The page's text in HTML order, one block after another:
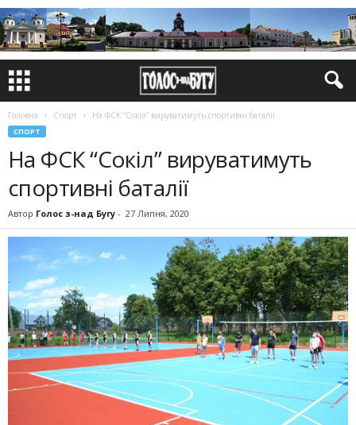
Головна Спорт На ФСК “Сокіл” вируватимуть спортивні баталії
СПОРТ
На ФСК “Сокіл” вируватимуть
спортивні баталії
Автор Голос з-над Бугу - 27 Липня, 2020